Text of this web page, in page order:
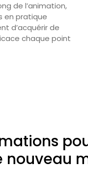
de l’animation,
en pratique
d’acquérir de
chaque point
nouveau